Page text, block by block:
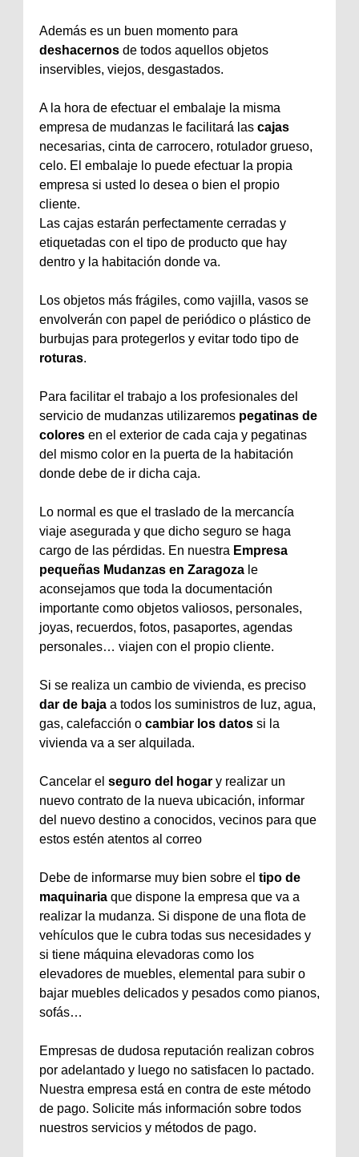
Además es un buen momento para
deshacernos de todos aquellos objetos
inservibles, viejos, desgastados.
A la hora de efectuar el embalaje la misma
empresa de mudanzas le facilitará las cajas
necesarias, cinta de carrocero, rotulador grueso,
celo. El embalaje lo puede efectuar la propia
empresa si usted lo desea o bien el propio
cliente.
Las cajas estarán perfectamente cerradas y
etiquetadas con el tipo de producto que hay
dentro y la habitación donde va.
Los objetos más frágiles, como vajilla, vasos se
envolverán con papel de periódico o plástico de
burbujas para protegerlos y evitar todo tipo de
roturas.
Para facilitar el trabajo a los profesionales del
servicio de mudanzas utilizaremos pegatinas de
colores en el exterior de cada caja y pegatinas
del mismo color en la puerta de la habitación
donde debe de ir dicha caja.
Lo normal es que el traslado de la mercancía
viaje asegurada y que dicho seguro se haga
cargo de las pérdidas. En nuestra Empresa
pequeñas Mudanzas en Zaragoza le
aconsejamos que toda la documentación
importante como objetos valiosos, personales,
joyas, recuerdos, fotos, pasaportes, agendas
personales… viajen con el propio cliente.
Si se realiza un cambio de vivienda, es preciso
dar de baja a todos los suministros de luz, agua,
gas, calefacción o cambiar los datos si la
vivienda va a ser alquilada.
Cancelar el seguro del hogar y realizar un
nuevo contrato de la nueva ubicación, informar
del nuevo destino a conocidos, vecinos para que
estos estén atentos al correo
Debe de informarse muy bien sobre el tipo de
maquinaria que dispone la empresa que va a
realizar la mudanza. Si dispone de una flota de
vehículos que le cubra todas sus necesidades y
si tiene máquina elevadoras como los
elevadores de muebles, elemental para subir o
bajar muebles delicados y pesados como pianos,
sofás…
Empresas de dudosa reputación realizan cobros
por adelantado y luego no satisfacen lo pactado.
Nuestra empresa está en contra de este método
de pago. Solicite más información sobre todos
nuestros servicios y métodos de pago.